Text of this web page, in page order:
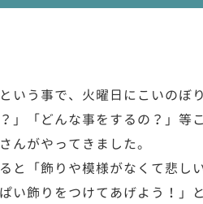
いう事で、火曜日にこいのぼ
」「どんな事をするの？」
んがやってきました。
と「飾りや模様がなくて悲し
い飾りをつけてあげよう！」